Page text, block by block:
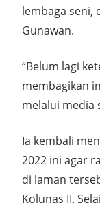
lembaga seni,
Gunawan.
“Belum lagi
membagikan
melalui media
Ia kembali
2022 ini agar
di laman
Kolunas II.